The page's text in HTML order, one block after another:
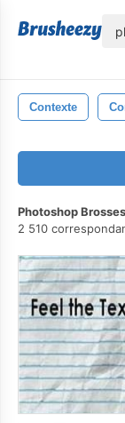
Contexte
Photoshop
2 510